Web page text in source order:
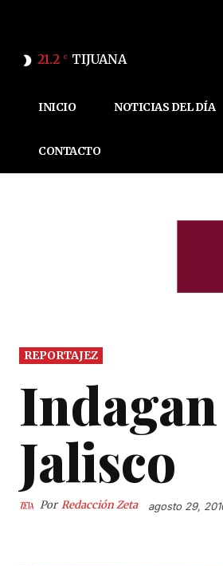
21.2 C TIJUANA
INICIO NOTICIAS DEL DÍA
CONTACTO
REPORTAJEZ
Jalisco
Por Redacción Zeta agosto 29,